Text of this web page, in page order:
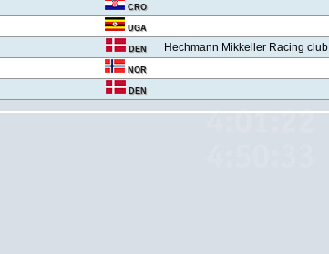
CRO
UGA
DEN Hechmann Mikkeller Racing club
NOR
DEN